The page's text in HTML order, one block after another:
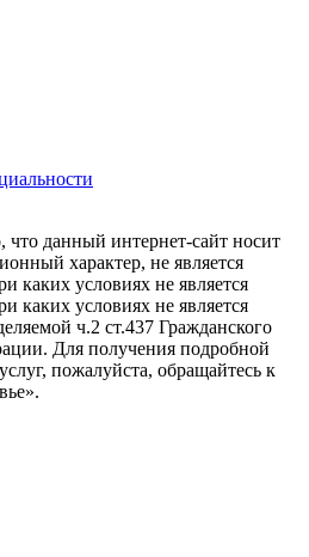
данный интернет-сайт носит
характер, не является
каких условиях не является
каких условиях не является
ч.2 ст.437 Гражданского
Для получения подробной
пожалуйста, обращайтесь к